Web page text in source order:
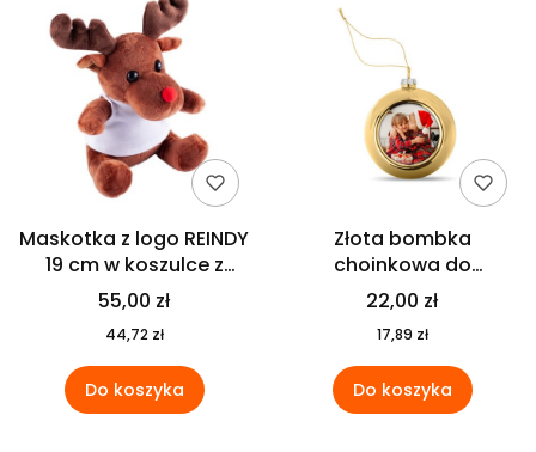
Maskotka z logo REINDY
19 cm w koszulce z
własnym nadrukiem
55,00 zł
44,72 zł
Do koszyka
Złota bombka
choinkowa do
personalizacji
22,00 zł
17,89 zł
Do koszyka